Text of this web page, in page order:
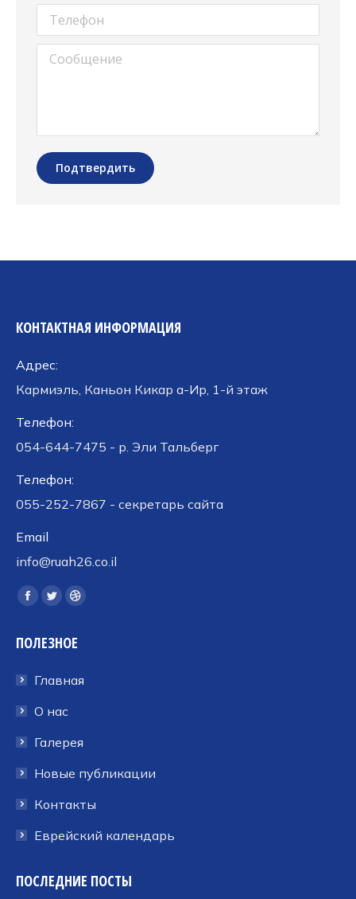
Телефон
Сообщение
Подтвердить
КОНТАКТНАЯ ИНФОРМАЦИЯ
Адрес:
Кармиэль, Каньон Кикар а-Ир, 1-й этаж
Телефон:
054-644-7475 - р. Эли Тальберг
Телефон:
055-252-7867 - секретарь сайта
Email
info@ruah26.co.il
Ищите нас:
Страница
открывается
новом
окне
Страница
открывается
новом
окне
Страница
открывается
новом
ПОЛЕЗНОЕ
Главная
О нас
Галерея
Новые публикации
Контакты
Еврейский календарь
ПОСЛЕДНИЕ ПОСТЫ